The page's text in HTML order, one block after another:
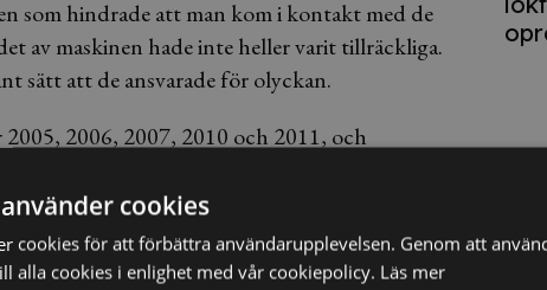
som hindrade att man kom i kontakt med de
av maskinen hade inte heller varit tillräckliga.
sätt att de ansvarade för olyckan.
2006, 2007, 2010 och 2011, och
som gjort besök på bolaget hade dock
bland annat detta i beaktande ansåg därför
cookies
cookies för att förbättra användarupplevelsen. Genom att
alla cookies i enlighet med vår cookiepolicy. Läs mer